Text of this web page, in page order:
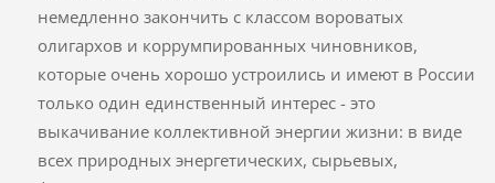
немедленно закончить с классом вороватых
олигархов и коррумпированных чиновников,
которые очень хорошо устроились и имеют в России
только один единственный интерес - это
выкачивание коллективной энергии жизни: в виде
всех природных энергетических, сырьевых,